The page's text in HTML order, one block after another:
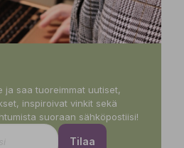
ja saa tuoreimmat uutiset,
inspiroivat vinkit sekä
suoraan sähköpostiisi!
Tilaa